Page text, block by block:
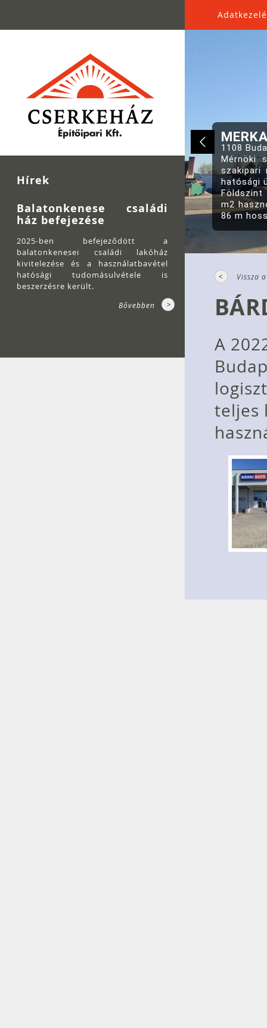
Hírek
Balatonkenese családi
ház befejezése
2025-ben befejeződött a
balatonkenesei családi lakóház
kivitelezése és a használatbavétel
hatósági tudomásulvétele is
beszerzésre került.
Bővebben
Vissza
A
teljes